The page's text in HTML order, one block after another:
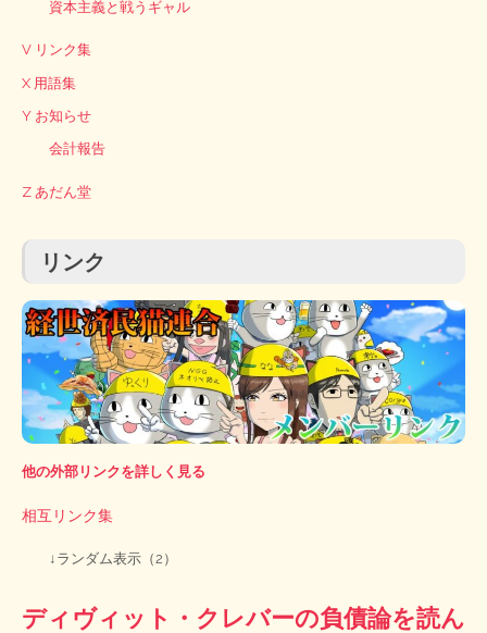
資本主義と戦うギャル
V リンク集
X 用語集
Y お知らせ
会計報告
Z あだん堂
リンク
他の外部リンクを詳しく見る
相互リンク集
↓ランダム表示（2）
ディヴィット・クレバーの負債論を読ん